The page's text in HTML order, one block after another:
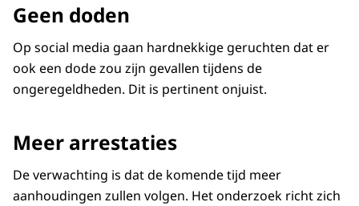
Geen doden
Op social media gaan hardnekkige geruchten dat er
ook een dode zou zijn gevallen tijdens de
ongeregeldheden. Dit is pertinent onjuist.
Meer arrestaties
De verwachting is dat de komende tijd meer
aanhoudingen zullen volgen. Het onderzoek richt zich